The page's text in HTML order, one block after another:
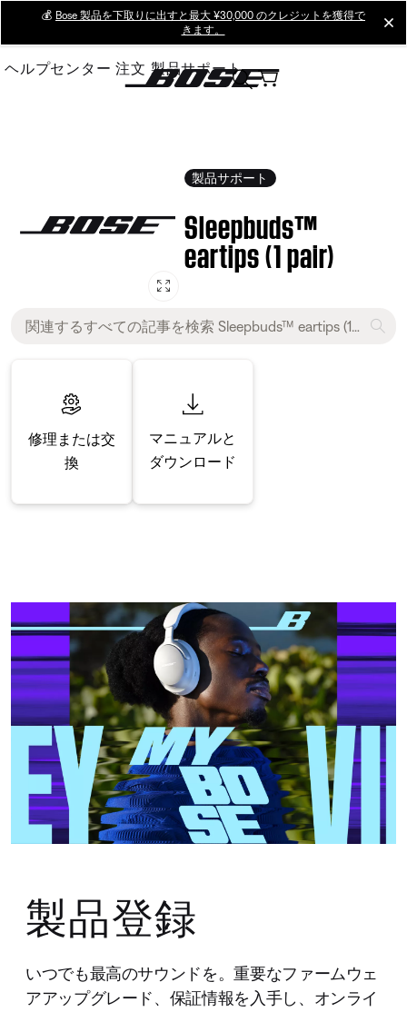
Main
💰 Bose 製品を下取りに出すと最大 ¥30,000 のクレジットを獲得で
きます。
ヘルプセンター 注文 製品サポート
製品サポート
Sleepbuds™
eartips (1 pair)
修理または交
換
マニュアルと
ダウンロード
製品登録
いつでも最高のサウンドを。重要なファームウェ
アアップグレード、保証情報を入手し、オンライ